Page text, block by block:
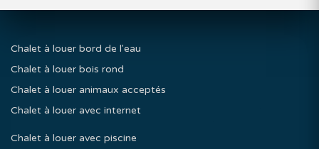
Chalet à louer bord de l'eau
Chalet à louer bois rond
Chalet à louer animaux acceptés
Chalet à louer avec internet
Chalet à louer avec piscine